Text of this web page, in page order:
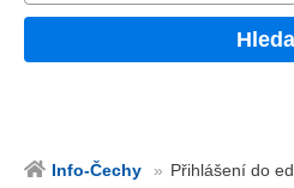
Info-Čechy
Přihlášení do